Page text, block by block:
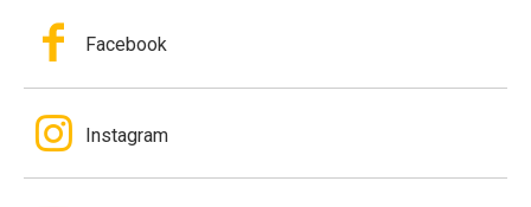
Facebook
Instagram